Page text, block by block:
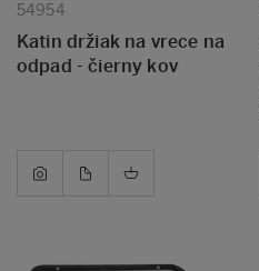
54954
Katin držiak na vrece na
odpad - čierny kov